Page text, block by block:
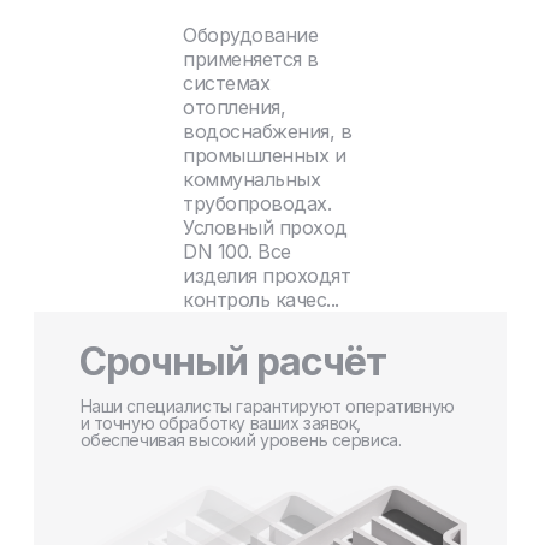
Оборудование
применяется в
системах
отопления,
водоснабжения, в
промышленных и
коммунальных
трубопроводах.
Условный проход
DN 100. Все
изделия проходят
контроль качес...
Срочный расчёт
Наши специалисты гарантируют оперативную
и точную обработку ваших заявок,
обеспечивая высокий уровень сервиса.